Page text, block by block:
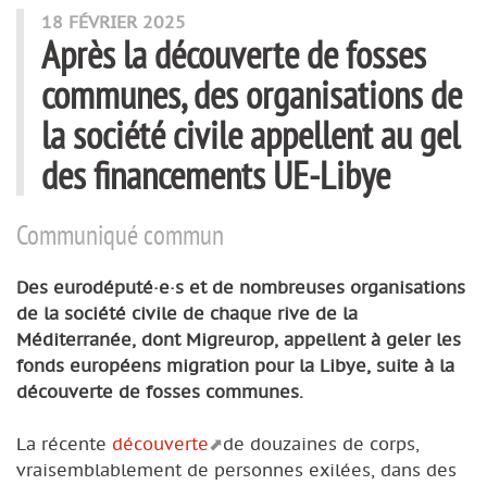
18 FÉVRIER 2025
Après la découverte de fosses
communes, des organisations de
la société civile appellent au gel
des financements UE-Libye
Communiqué commun
Des eurodéputé·e·s et de nombreuses organisations
de la société civile de chaque rive de la
Méditerranée, dont Migreurop, appellent à geler les
fonds européens migration pour la Libye, suite à la
découverte de fosses communes.
La récente découverte
de douzaines de corps,
vraisemblablement de personnes exilées, dans des